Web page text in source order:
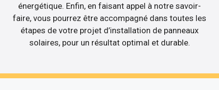
énergétique. Enfin, en faisant appel à notre savoir-
faire, vous pourrez être accompagné dans toutes les
étapes de votre projet d’installation de panneaux
solaires, pour un résultat optimal et durable.